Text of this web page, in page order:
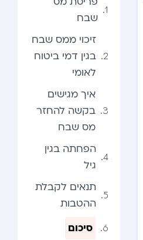
שבח
זיכוי ממס שבח
בגין דמי ביטוח
לאומי
איך מגישים
בקשה להחזר
מס שבח
הפחתה בגין
גיל
תנאים לקבלת
ההטבות
סיכום